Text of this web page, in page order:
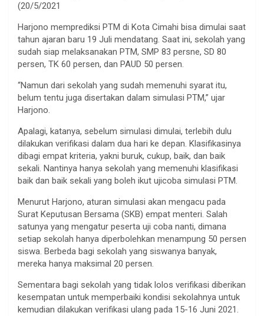
(20/5/2021
Harjono memprediksi PTM di Kota Cimahi bisa dimulai saat
tahun ajaran baru 19 Juli mendatang. Saat ini, sekolah yang
sudah siap melaksanakan PTM, SMP 83 persne, SD 80
persen, TK 60 persen, dan PAUD 50 persen.
“Namun dari sekolah yang sudah memenuhi syarat itu,
belum tentu juga disertakan dalam simulasi PTM,” ujar
Harjono.
Apalagi, katanya, sebelum simulasi dimulai, terlebih dulu
dilakukan verifikasi dalam dua hari ke depan. Klasifikasinya
dibagi empat kriteria, yakni buruk, cukup, baik, dan baik
sekali. Nantinya hanya sekolah yang memenuhi klasifikasi
baik dan baik sekali yang boleh ikut ujicoba simulasi PTM.
Menurut Harjono, aturan simulasi akan mengacu pada
Surat Keputusan Bersama (SKB) empat menteri. Salah
satunya yang mengatur peserta uji coba nanti, dimana
setiap sekolah hanya diperbolehkan menampung 50 persen
siswa. Berbeda bagi sekolah yang siswanya banyak,
mereka hanya maksimal 20 persen.
Sementara bagi sekolah yang tidak lolos verifikasi diberikan
kesempatan untuk memperbaiki kondisi sekolahnya untuk
kemudian dilakukan verifikasi ulang pada 15-16 Juni 2021.